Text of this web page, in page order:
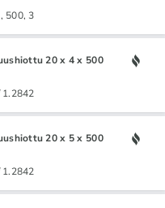
500, 3
20 x 4 x 500
20 x 5 x 500